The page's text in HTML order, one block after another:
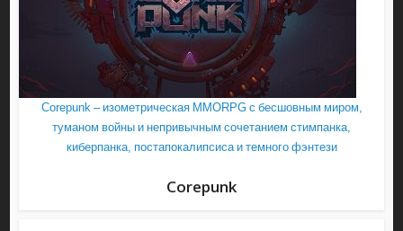
Corepunk – изометрическая MMORPG с бесшовным миром,
туманом войны и непривычным сочетанием стимпанка,
киберпанка, постапокалипсиса и темного фэнтези
Corepunk